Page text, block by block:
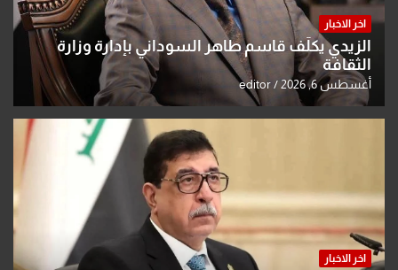
اخر الاخبار
الزيدي يكلّف قاسم طاهر السوداني بإدارة وزارة
الثقافة
أغسطس 6, 2026 editor
اخر الاخبار